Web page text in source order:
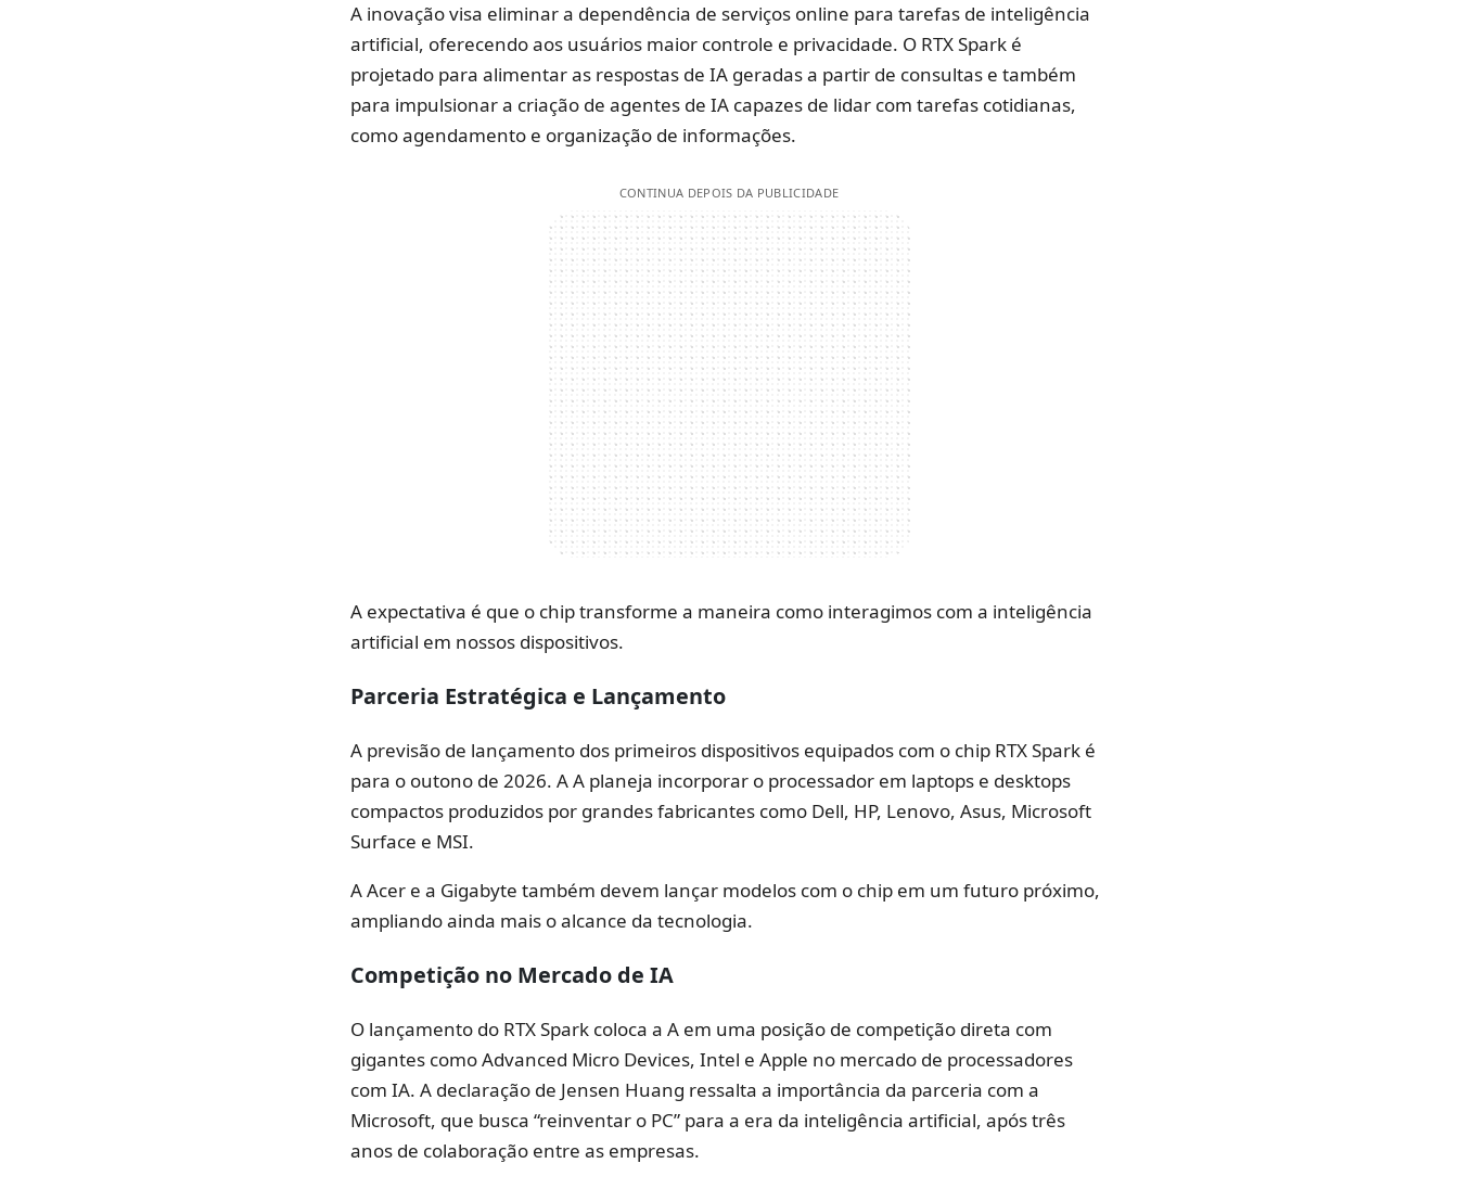
A inovação visa eliminar a dependência de serviços online para tarefas de inteligência
artificial, oferecendo aos usuários maior controle e privacidade. O RTX Spark é
projetado para alimentar as respostas de IA geradas a partir de consultas e também
para impulsionar a criação de agentes de IA capazes de lidar com tarefas cotidianas,
como agendamento e organização de informações.
CONTINUA DEPOIS DA PUBLICIDADE
A expectativa é que o chip transforme a maneira como interagimos com a inteligência
artificial em nossos dispositivos.
Parceria Estratégica e Lançamento
A previsão de lançamento dos primeiros dispositivos equipados com o chip RTX Spark é
para o outono de 2026. A A planeja incorporar o processador em laptops e desktops
compactos produzidos por grandes fabricantes como Dell, HP, Lenovo, Asus, Microsoft
Surface e MSI.
A Acer e a Gigabyte também devem lançar modelos com o chip em um futuro próximo,
ampliando ainda mais o alcance da tecnologia.
Competição no Mercado de IA
O lançamento do RTX Spark coloca a A em uma posição de competição direta com
gigantes como Advanced Micro Devices, Intel e Apple no mercado de processadores
com IA. A declaração de Jensen Huang ressalta a importância da parceria com a
Microsoft, que busca “reinventar o PC” para a era da inteligência artificial, após três
anos de colaboração entre as empresas.